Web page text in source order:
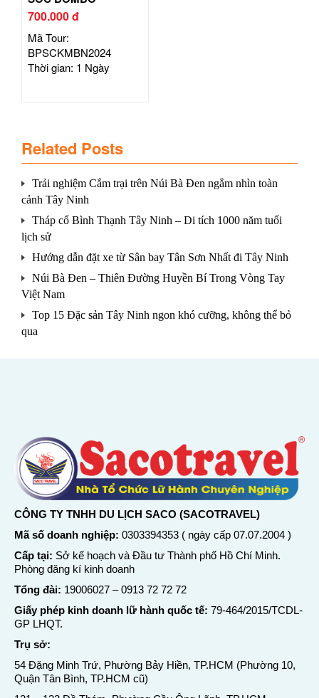
700.000 đ
Mã Tour:
BPSCKMBN2024
Thời gian: 1 Ngày
Related Posts
Trải nghiệm Cắm trại trên Núi Bà Đen ngắm nhìn toàn
cảnh Tây Ninh
Tháp cổ Bình Thạnh Tây Ninh – Di tích 1000 năm tuổi
lịch sử
Hướng dẫn đặt xe từ Sân bay Tân Sơn Nhất đi Tây Ninh
Núi Bà Đen – Thiên Đường Huyền Bí Trong Vòng Tay
Việt Nam
Top 15 Đặc sản Tây Ninh ngon khó cưỡng, không thể bỏ
qua
CÔNG TY TNHH DU LỊCH SACO (SACOTRAVEL)
Mã số doanh nghiệp: 0303394353 ( ngày cấp 07.07.2004 )
Cấp tại: Sở kế hoạch và Đầu tư Thành phố Hồ Chí Minh.
Phòng đăng kí kinh doanh
Tổng đài: 19006027 –0913 72 72 72
Giấy phép kinh doanh lữ hành quốc tế: 79-464/2015/TCDL-
GP LHQT.
Trụ sở:
54 Đặng Minh Trứ, Phường Bảy Hiền, TP.HCM (Phường 10,
Quận Tân Bình, TP.HCM cũ)